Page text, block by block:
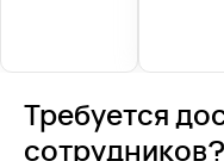
Требуется
сотрудников?